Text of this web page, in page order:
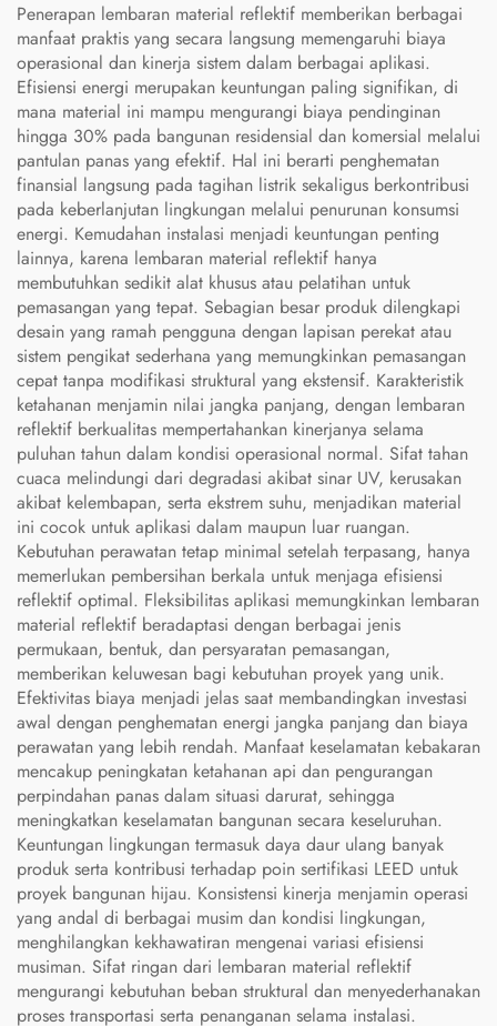
Penerapan lembaran material reflektif memberikan berbagai
manfaat praktis yang secara langsung memengaruhi biaya
operasional dan kinerja sistem dalam berbagai aplikasi.
Efisiensi energi merupakan keuntungan paling signifikan, di
mana material ini mampu mengurangi biaya pendinginan
hingga 30% pada bangunan residensial dan komersial melalui
pantulan panas yang efektif. Hal ini berarti penghematan
finansial langsung pada tagihan listrik sekaligus berkontribusi
pada keberlanjutan lingkungan melalui penurunan konsumsi
energi. Kemudahan instalasi menjadi keuntungan penting
lainnya, karena lembaran material reflektif hanya
membutuhkan sedikit alat khusus atau pelatihan untuk
pemasangan yang tepat. Sebagian besar produk dilengkapi
desain yang ramah pengguna dengan lapisan perekat atau
sistem pengikat sederhana yang memungkinkan pemasangan
cepat tanpa modifikasi struktural yang ekstensif. Karakteristik
ketahanan menjamin nilai jangka panjang, dengan lembaran
reflektif berkualitas mempertahankan kinerjanya selama
puluhan tahun dalam kondisi operasional normal. Sifat tahan
cuaca melindungi dari degradasi akibat sinar UV, kerusakan
akibat kelembapan, serta ekstrem suhu, menjadikan material
ini cocok untuk aplikasi dalam maupun luar ruangan.
Kebutuhan perawatan tetap minimal setelah terpasang, hanya
memerlukan pembersihan berkala untuk menjaga efisiensi
reflektif optimal. Fleksibilitas aplikasi memungkinkan lembaran
material reflektif beradaptasi dengan berbagai jenis
permukaan, bentuk, dan persyaratan pemasangan,
memberikan keluwesan bagi kebutuhan proyek yang unik.
Efektivitas biaya menjadi jelas saat membandingkan investasi
awal dengan penghematan energi jangka panjang dan biaya
perawatan yang lebih rendah. Manfaat keselamatan kebakaran
mencakup peningkatan ketahanan api dan pengurangan
perpindahan panas dalam situasi darurat, sehingga
meningkatkan keselamatan bangunan secara keseluruhan.
Keuntungan lingkungan termasuk daya daur ulang banyak
produk serta kontribusi terhadap poin sertifikasi LEED untuk
proyek bangunan hijau. Konsistensi kinerja menjamin operasi
yang andal di berbagai musim dan kondisi lingkungan,
menghilangkan kekhawatiran mengenai variasi efisiensi
musiman. Sifat ringan dari lembaran material reflektif
mengurangi kebutuhan beban struktural dan menyederhanakan
proses transportasi serta penanganan selama instalasi.